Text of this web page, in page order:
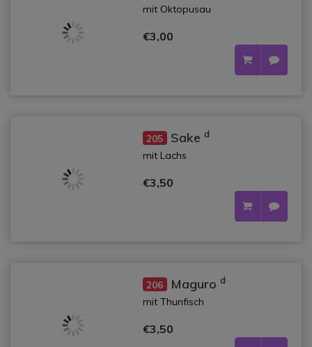
mit Oktopusau
€3,00
205 Sake d
mit Lachs
€3,50
206 Maguro d
mit Thunfisch
€3,50